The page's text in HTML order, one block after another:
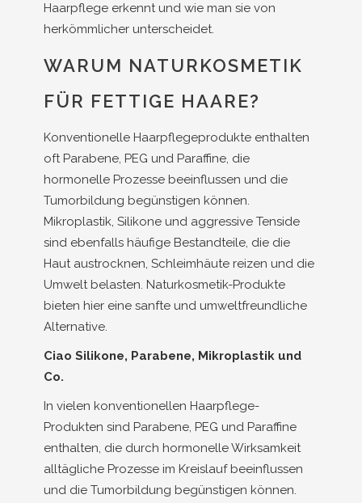
Haarpflege erkennt und wie man sie von
herkömmlicher unterscheidet.
WARUM NATURKOSMETIK
FÜR FETTIGE HAARE?
Konventionelle Haarpflegeprodukte enthalten
oft Parabene, PEG und Paraffine, die
hormonelle Prozesse beeinflussen und die
Tumorbildung begünstigen können.
Mikroplastik, Silikone und aggressive Tenside
sind ebenfalls häufige Bestandteile, die die
Haut austrocknen, Schleimhäute reizen und die
Umwelt belasten. Naturkosmetik-Produkte
bieten hier eine sanfte und umweltfreundliche
Alternative.
Ciao Silikone, Parabene, Mikroplastik und
Co.
In vielen konventionellen Haarpflege-
Produkten sind Parabene, PEG und Paraffine
enthalten, die durch hormonelle Wirksamkeit
alltägliche Prozesse im Kreislauf beeinflussen
und die Tumorbildung begünstigen können.